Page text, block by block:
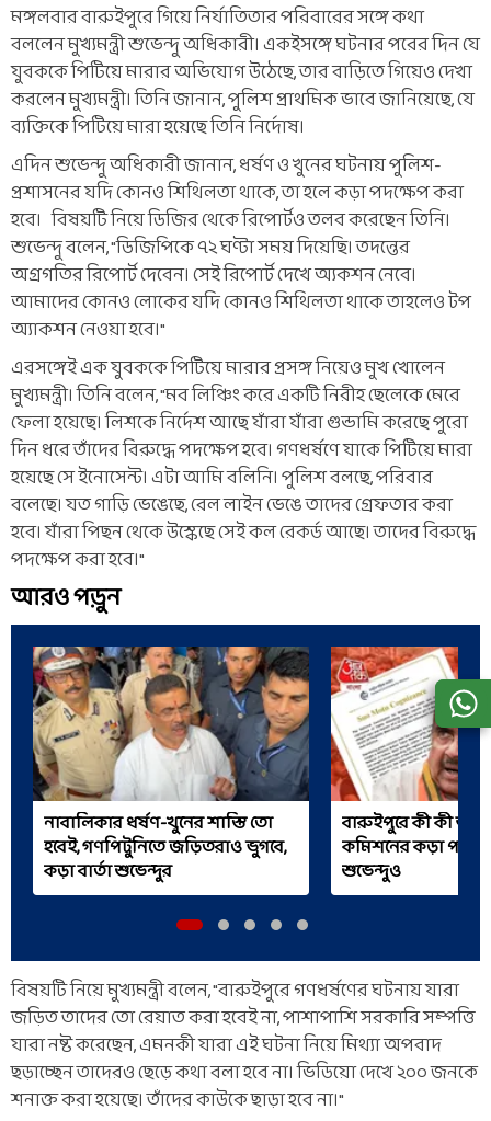
মঙ্গলবার বারুইপুরে গিয়ে নির্যাতিতার পরিবারের সঙ্গে কথা
বললেন মুখ্যমন্ত্রী শুভেন্দু অধিকারী। একইসঙ্গে ঘটনার পরের দিন যে
যুবককে পিটিয়ে মারার অভিযোগ উঠেছে, তার বাড়িতে গিয়েও দেখা
করলেন মুখ্যমন্ত্রী। তিনি জানান, পুলিশ প্রাথমিক ভাবে জানিয়েছে, যে
ব্যক্তিকে পিটিয়ে মারা হয়েছে তিনি নির্দোষ।
এদিন শুভেন্দু অধিকারী জানান, ধর্ষণ ও খুনের ঘটনায় পুলিশ-
প্রশাসনের যদি কোনও শিথিলতা থাকে, তা হলে কড়া পদক্ষেপ করা
হবে। বিষয়টি নিয়ে ডিজির থেকে রিপোর্টও তলব করেছেন তিনি।
শুভেন্দু বলেন, "ডিজিপিকে ৭২ ঘণ্টা সময় দিয়েছি। তদন্তের
অগ্রগতির রিপোর্ট দেবেন। সেই রিপোর্ট দেখে অ্যকশন নেবে।
আমাদের কোনও লোকের যদি কোনও শিথিলতা থাকে তাহলেও টপ
অ্যাকশন নেওয়া হবে।"
এরসঙ্গেই এক যুবককে পিটিয়ে মারার প্রসঙ্গ নিয়েও মুখ খোলেন
মুখ্যমন্ত্রী। তিনি বলেন, "মব লিঞ্চিং করে একটি নিরীহ ছেলেকে মেরে
ফেলা হয়েছে। লিশকে নির্দেশ আছে যাঁরা যাঁরা গুন্ডামি করেছে পুরো
দিন ধরে তাঁদের বিরুদ্ধে পদক্ষেপ হবে। গণধর্ষণে যাকে পিটিয়ে মারা
হয়েছে সে ইনোসেন্ট। এটা আমি বলিনি। পুলিশ বলছে, পরিবার
বলেছে। যত গাড়ি ভেঙেছে, রেল লাইন ভেঙে তাদের গ্রেফতার করা
হবে। যাঁরা পিছন থেকে উস্কেছে সেই কল রেকর্ড আছে। তাদের বিরুদ্ধে
পদক্ষেপ করা হবে।"
আরও পড়ুন
নাবালিকার ধর্ষণ-খুনের শাস্তি তো
হবেই, গণপিটুনিতে জড়িতরাও ভুগবে,
কড়া বার্তা শুভেন্দুর
বারুইপুরে কী কী
কমিশনের কড়া
শুভেন্দুও
বিষয়টি নিয়ে মুখ্যমন্ত্রী বলেন, "বারুইপুরে গণধর্ষণের ঘটনায় যারা
জড়িত তাদের তো রেয়াত করা হবেই না, পাশাপাশি সরকারি সম্পত্তি
যারা নষ্ট করেছেন, এমনকী যারা এই ঘটনা নিয়ে মিথ্যা অপবাদ
ছড়াচ্ছেন তাদেরও ছেড়ে কথা বলা হবে না। ভিডিয়ো দেখে ২০০ জনকে
শনাক্ত করা হয়েছে। তাঁদের কাউকে ছাড়া হবে না।"